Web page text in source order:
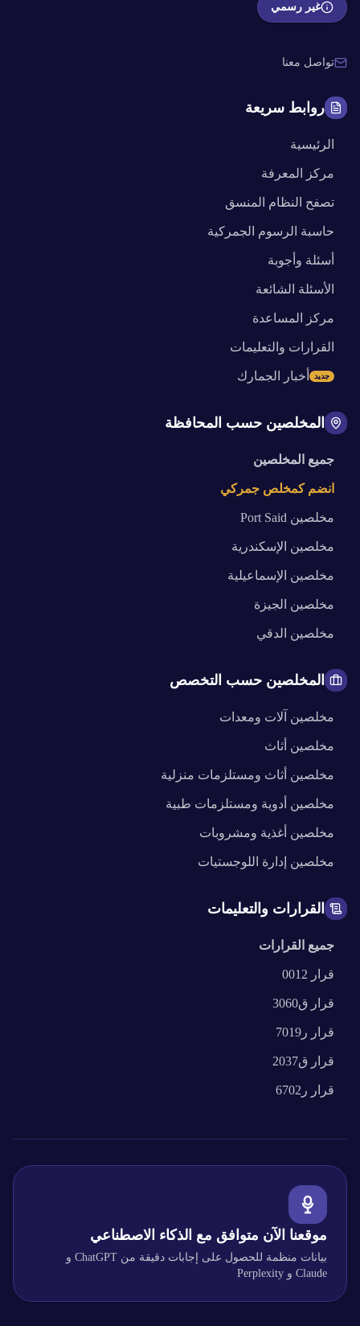
غير رسمي
تواصل معنا
روابط سريعة
الرئيسية
مركز المعرفة
تصفح النظام المنسق
حاسبة الرسوم الجمركية
أسئلة وأجوبة
الأسئلة الشائعة
مركز المساعدة
القرارات والتعليمات
أخبار الجمارك جديد
المخلصين حسب المحافظة
جميع المخلصين
انضم كمخلص جمركي
مخلصين Port Said
مخلصين الإسكندرية
مخلصين الإسماعيلية
مخلصين الجيزة
مخلصين الدقي
المخلصين حسب التخصص
مخلصين آلات ومعدات
مخلصين أثاث
مخلصين أثاث ومستلزمات منزلية
مخلصين أدوية ومستلزمات طبية
مخلصين أغذية ومشروبات
مخلصين إدارة اللوجستيات
القرارات والتعليمات
جميع القرارات
قرار 0012
قرار ق3060
قرار ر7019
قرار ق2037
قرار ر6702
موقعنا الآن متوافق مع الذكاء الاصطناعي
بيانات منظمة للحصول على إجابات دقيقة من ChatGPT و
Claude و Perplexity